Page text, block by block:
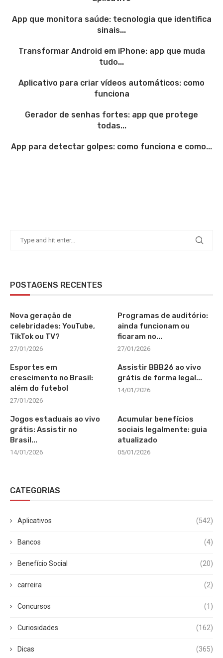
App que monitora saúde: tecnologia que identifica
sinais...
Transformar Android em iPhone: app que muda
tudo...
Aplicativo para criar vídeos automáticos: como
funciona
Gerador de senhas fortes: app que protege
todas...
App para detectar golpes: como funciona e como...
POSTAGENS RECENTES
Nova geração de
celebridades: YouTube,
TikTok ou TV?
27/01/2026
Programas de auditório:
ainda funcionam ou
ficaram no...
27/01/2026
Esportes em
crescimento no Brasil:
além do futebol
27/01/2026
Assistir BBB26 ao vivo
grátis de forma legal...
14/01/2026
Jogos estaduais ao vivo
grátis: Assistir no
Brasil...
14/01/2026
Acumular benefícios
sociais legalmente: guia
atualizado
05/01/2026
CATEGORIAS
Aplicativos (542)
Bancos (4)
Benefício Social (20)
carreira (2)
Concursos (1)
Curiosidades (162)
Dicas (365)